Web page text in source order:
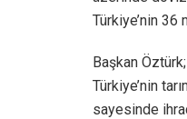
Türkiye’nin 36
Başkan
Türkiye’nin
sayesinde